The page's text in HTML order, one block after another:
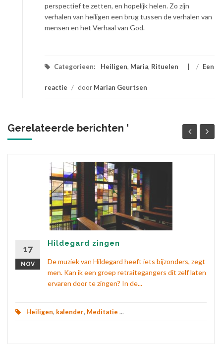
perspectief te zetten, en hopelijk helen. Zo zijn
verhalen van heiligen een brug tussen de verhalen van
mensen en het Verhaal van God.
Categorieen: Heiligen, Maria, Rituelen / Een
reactie / door Marian Geurtsen
Gerelateerde berichten '
17
NOV
Hildegard zingen
De muziek van Hildegard heeft iets bijzonders, zegt
men. Kan ik een groep retraitegangers dit zelf laten
ervaren door te zingen? In de...
Heiligen, kalender, Meditatie ...